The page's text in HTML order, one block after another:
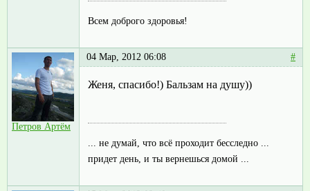
Всем доброго здоровья!
Петров Артём
04 Мар, 2012 06:08 #
Женя, спасибо!) Бальзам на душу))
... не думай, что всё проходит бесследно ...
придет день, и ты вернешься домой ...